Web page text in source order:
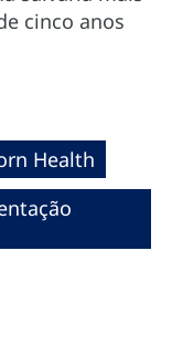
cinco anos
Health